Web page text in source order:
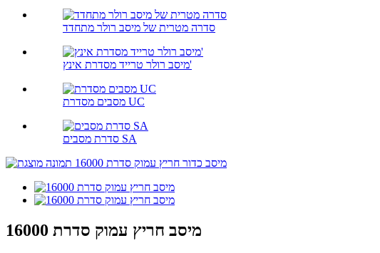
סדרה מטרית של מיסב רולר מתחדד
מיסב רולר טרייד מסדרת אינץ'
מסבים מסדרת UC
סדרת מסבים SA
מיסב חריץ עמוק סדרת 16000